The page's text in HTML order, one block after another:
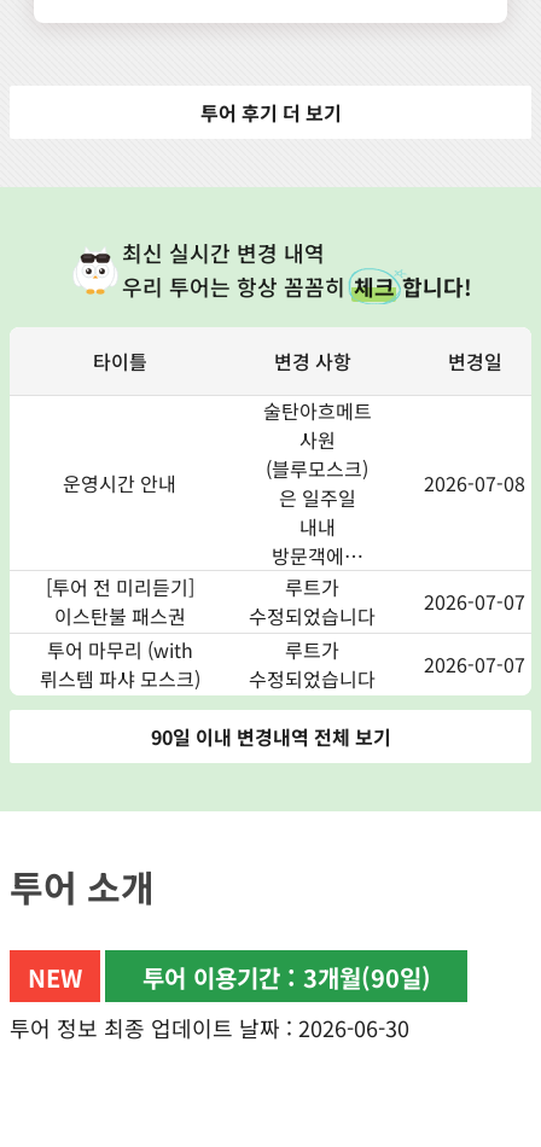
투어 후기 더 보기
최신 실시간 변경 내역
우리 투어는 항상 꼼꼼히체크합니다!
타이틀 변경 사항 변경일
운영시간 안내
술탄아흐메트
사원
(블루모스크)
은 일주일
내내
방문객에게
개방됩니다.
여름 시즌
(04월 01일 –
09월 30일):
08:30 – 19:00
겨울 시즌
03월 31일):
방문객 입장
시간은 폐장
시간 30분
전까지입니다.
2026-07-08
[투어 전 미리듣기]
이스탄불 패스권
루트가
수정되었습니다
2026-07-07
투어 마무리 (with
뤼스템 파샤 모스크)
루트가
수정되었습니다
2026-07-07
90일 이내 변경내역 전체 보기
투어 소개
NEW 투어 이용기간 : 3개월(90일)
투어 정보 최종 업데이트 날짜 : 2026-06-30